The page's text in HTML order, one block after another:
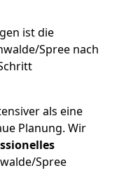
ist die
Spree nach
als eine
Planung. Wir
Spree